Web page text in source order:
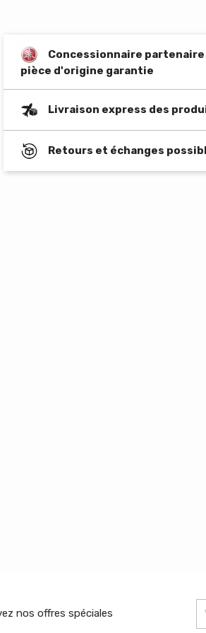
Concessionnaire partenaire
pièce d'origine garantie
Livraison express des
Retours et échanges
nos offres spéciales